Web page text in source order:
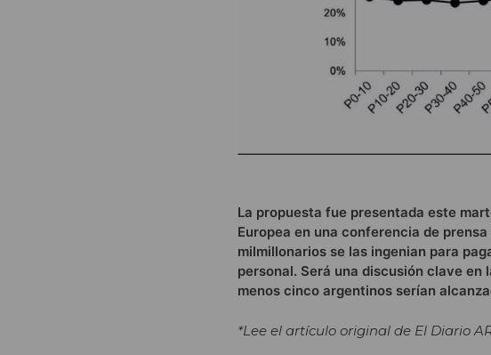
La propuesta fue presentada este
Europea en una conferencia de
milmillonarios se las ingenian para
personal. Será una discusión clave en
menos cinco argentinos serían
*Lee el artículo original de El Diario